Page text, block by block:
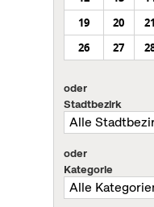
19
20 21
26
27
oder
Stadtbezirk
oder
Kategorie